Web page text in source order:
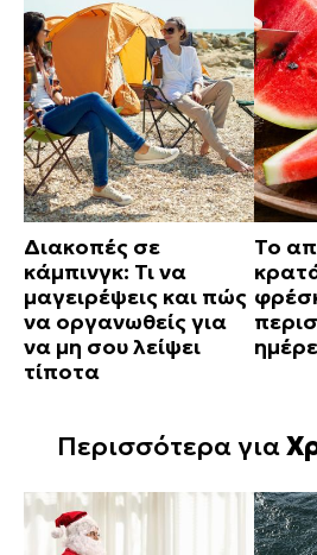
Διακοπές σε
κάμπινγκ: Τι να
μαγειρέψεις και πώς
να οργανωθείς για
να μη σου λείψει
τίποτα
Το
Περισσότερα για